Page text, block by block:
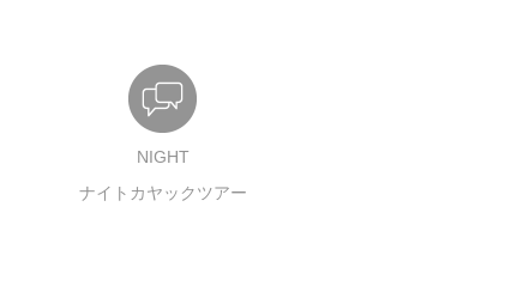
NIGHT
ナイトカヤックツアー